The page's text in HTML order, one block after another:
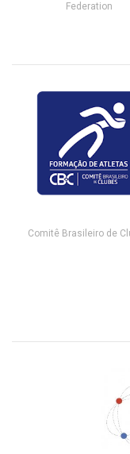
Federation
Comitê Brasileiro de